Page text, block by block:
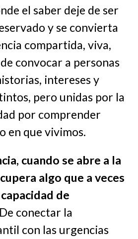
el saber deje de ser
y se convierta
compartida, viva,
convocar a personas
intereses y
pero unidas por la
por comprender
en que vivimos.
cuando se abre a la
algo que a veces
de
conectar la
con las urgencias